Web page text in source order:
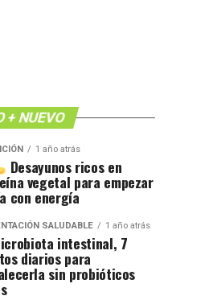
+ NUEVO
1 año atrás
Desayunos ricos en
vegetal para empezar
con energía
SALUDABLE 1 año atrás
intestinal, 7
diarios para
sin probióticos